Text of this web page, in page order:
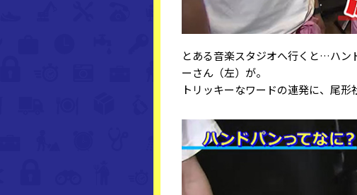
とある音楽スタジオへ行くと…ハ
ーさん（左）が。
トリッキーなワードの連発に、尾形